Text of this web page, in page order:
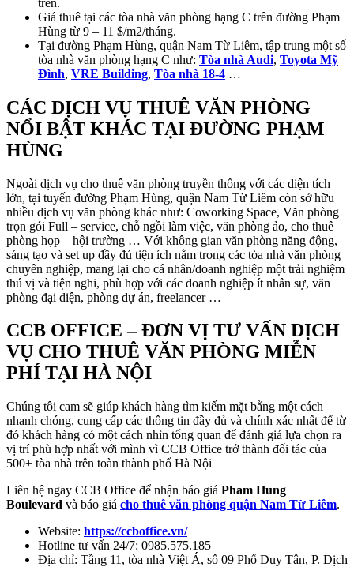
Giá thuê tại các tòa nhà văn phòng hạng C trên đường Phạm
Hùng từ 9 – 11 $/m2/tháng.
Tại đường Phạm Hùng, quận Nam Từ Liêm, tập trung một số
tòa nhà văn phòng hạng C như: Tòa nhà Audi, Toyota Mỹ
Đình, VRE Building, Tòa nhà 18-4 …
CÁC DỊCH VỤ THUÊ VĂN PHÒNG
NỔI BẬT KHÁC TẠI ĐƯỜNG PHẠM
HÙNG
Ngoài dịch vụ cho thuê văn phòng truyền thống với các diện tích
lớn, tại tuyến đường Phạm Hùng, quận Nam Từ Liêm còn sở hữu
nhiều dịch vụ văn phòng khác như: Coworking Space, Văn phòng
trọn gói Full – service, chỗ ngồi làm việc, văn phòng ảo, cho thuê
phòng họp – hội trường … Với không gian văn phòng năng động,
sáng tạo và set up đầy đủ tiện ích nằm trong các tòa nhà văn phòng
chuyên nghiệp, mang lại cho cá nhân/doanh nghiệp một trải nghiệm
thú vị và tiện nghi, phù hợp với các doanh nghiệp ít nhân sự, văn
phòng đại diện, phòng dự án, freelancer …
CCB OFFICE – ĐƠN VỊ TƯ VẤN DỊCH
VỤ CHO THUÊ VĂN PHÒNG MIỄN
PHÍ TẠI HÀ NỘI
Chúng tôi cam sẽ giúp khách hàng tìm kiếm mặt bằng một cách
nhanh chóng, cung cấp các thông tin đầy đủ và chính xác nhất để từ
đó khách hàng có một cách nhìn tổng quan để đánh giá lựa chọn ra
vị trí phù hợp nhất với mình vì CCB Office trở thành đối tác của
500+ tòa nhà trên toàn thành phố Hà Nội
Liên hệ ngay CCB Office để nhận báo giá Pham Hung
Boulevard và báo giá cho thuê văn phòng quận Nam Từ Liêm.
Website: https://ccboffice.vn/
Hotline tư vấn 24/7: 0985.575.185
Địa chỉ: Tầng 11, tòa nhà Việt Á, số 09 Phố Duy Tân, P. Dịch